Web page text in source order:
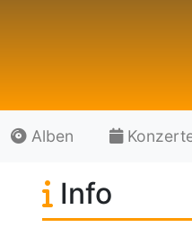
Alben
Info